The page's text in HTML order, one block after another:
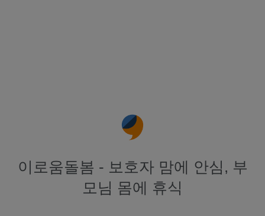
이로움돌봄 - 보호자 맘에 안심, 부
모님 몸에 휴식